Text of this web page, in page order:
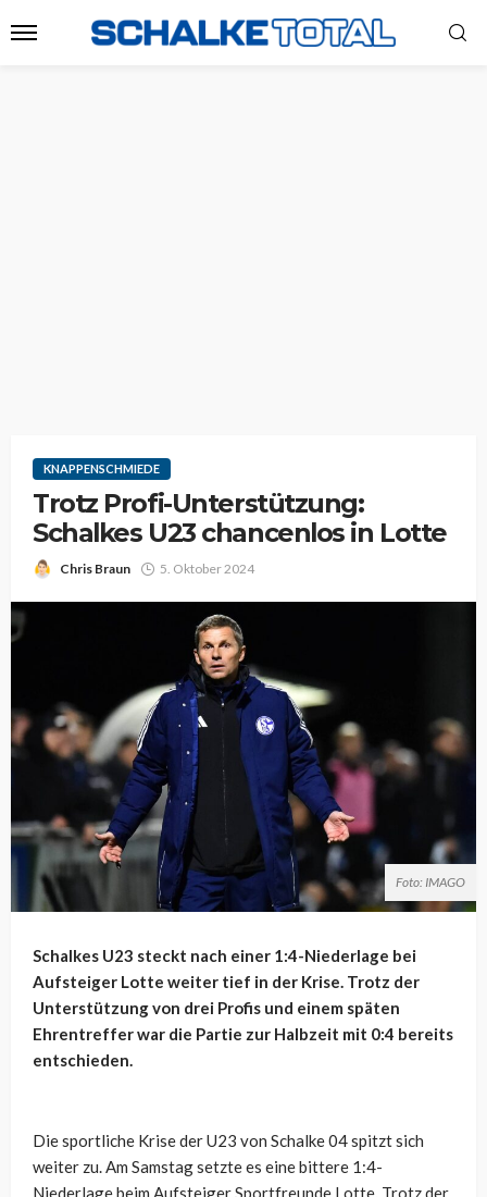
KNAPPENSCHMIEDE
Trotz Profi-Unterstützung:
Schalkes U23 chancenlos in Lotte
Chris Braun 5. Oktober 2024
Foto: IMAGO
Schalkes U23 steckt nach einer 1:4-Niederlage bei
Aufsteiger Lotte weiter tief in der Krise. Trotz der
Unterstützung von drei Profis und einem späten
Ehrentreffer war die Partie zur Halbzeit mit 0:4 bereits
entschieden.
Die sportliche Krise der U23 von Schalke 04 spitzt sich
weiter zu. Am Samstag setzte es eine bittere 1:4-
Niederlage beim Aufsteiger Sportfreunde Lotte. Trotz der